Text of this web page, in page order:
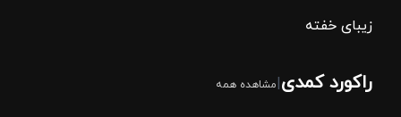
زیبای خفته
راکورد کمدی|مشاهده همه